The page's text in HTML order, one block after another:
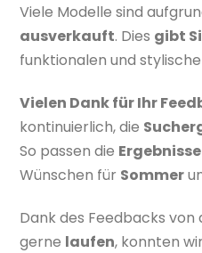
Viele Modelle sind
ausverkauft. Dies gibt
funktionalen und
Vielen Dank für Ihr
kontinuierlich, die
So passen die
Wünschen für Sommer
Dank des Feedbacks von
gerne laufen, konnten